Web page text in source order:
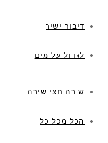
דיבור ישיר
לגדול על מים
שירה חצי שירה
הכל מכל כל